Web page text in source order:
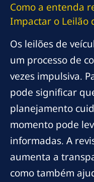
Como a entenda
Impactar o Leilão
Os leilões de
um processo de
vezes impulsiva.
pode significar
planejamento
momento pode
informadas. A
aumenta a
como também